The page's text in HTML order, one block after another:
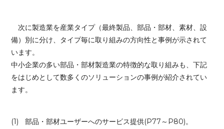
次に製造業を産業タイプ（最終製品、部品・部材、素材、設
備）別に分け、タイプ毎に取り組みの方向性と事例が示されて
います。
中小企業の多い部品・部材製造業の特徴的な取り組みも、下記
をはじめとして数多くのソリューションの事例が紹介されてい
ます。
(1)
部品・部材ユーザーへのサービス提供(P77～P80)。